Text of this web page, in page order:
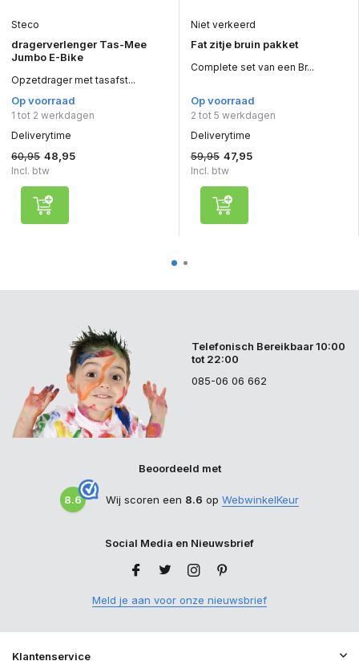
Steco
dragerverlenger Tas-Mee
Jumbo E-Bike
Opzetdrager met tasafst...
Op voorraad
1 tot 2 werkdagen
Deliverytime
60,95 48,95
Incl. btw
Niet verkeerd
Fat zitje bruin pakket
Complete set van een Br...
Op voorraad
2 tot 5 werkdagen
Deliverytime
59,95 47,95
Incl. btw
Telefonisch Bereikbaar 10:00
tot 22:00
085-06 06 662
Beoordeeld met
8.6 Wij scoren een 8.6 op WebwinkelKeur
Social Media en Nieuwsbrief
Meld je aan voor onze nieuwsbrief
Klantenservice